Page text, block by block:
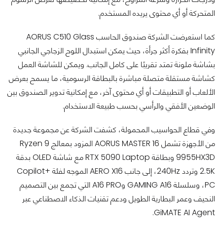
المتحركة أو أي محتوى يريده المستخدم.
كما استعرضت الشركة صندوق الحاسب AORUS C510 Glass
Infinity بفكرة أكثر جرأة، حيث يمكن استبدال اللوح الزجاجي الجانبي
بشاشة ملونة تمتد تقريبًا على كامل الجانب. ويمكن للشاشة العمل
كشاشة مستقلة متصلة مباشرة بالبطاقة الرسومية، ما يسمح بعرض
الألعاب أو التطبيقات أو أي محتوى آخر، مع إمكانية تدوير الصندوق بين
الوضعين الأفقي والرأسي بحسب طبيعة الاستخدام.
وفي قطاع الحواسيب المحمولة، كشفت الشركة عن مجموعة جديدة
من الأجهزة تشمل AORUS MASTER 16 المزود بمعالج Ryzen 9
9955HX3D وبطاقة RTX 5090 Laptop مع شاشة OLED بدقة
2.5K وتردد 240Hz، إلى جانب AERO X16 الموجه لفئة Copilot+
PC، وسلسلة GAMING A16 وA16 PRO التي تجمع بين التصميم
النحيف وعمر البطارية الطويل ودعم تقنيات الذكاء الاصطناعي عبر
GiMATE AI Agent.